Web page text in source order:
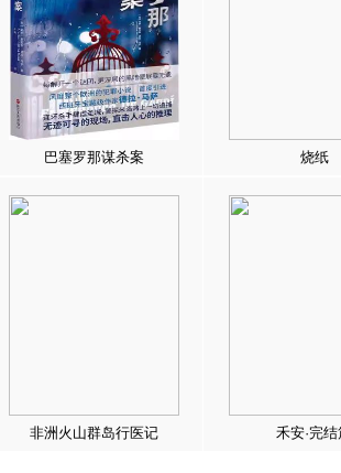
巴塞罗那谋杀案 烧纸
非洲火山群岛行医记 禾安·完结